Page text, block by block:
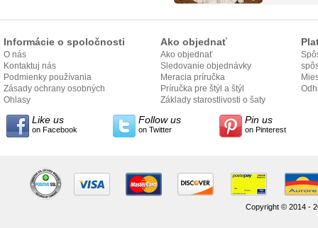
Informácie o spoločnosti
O nás
Kontaktuj nás
Podmienky používania
Zásady ochrany osobných
údajov
Ohlasy
Ako objednať
Ako objednať
Sledovanie objednávky
Meracia príručka
Príručka pre štýl a štýl
Základy starostlivosti o šaty
Like us
on Facebook
Follow us
on Twitter
Pin us
on Pinterest
Copyright © 2014 -